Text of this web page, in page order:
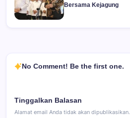
Bersama Kejagung
No Comment! Be the first one.
Tinggalkan Balasan
Alamat email Anda tidak akan dipublikasikan.